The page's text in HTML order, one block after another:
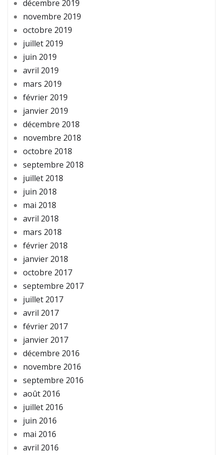
décembre 2019
novembre 2019
octobre 2019
juillet 2019
juin 2019
avril 2019
mars 2019
février 2019
janvier 2019
décembre 2018
novembre 2018
octobre 2018
septembre 2018
juillet 2018
juin 2018
mai 2018
avril 2018
mars 2018
février 2018
janvier 2018
octobre 2017
septembre 2017
juillet 2017
avril 2017
février 2017
janvier 2017
décembre 2016
novembre 2016
septembre 2016
août 2016
juillet 2016
juin 2016
mai 2016
avril 2016